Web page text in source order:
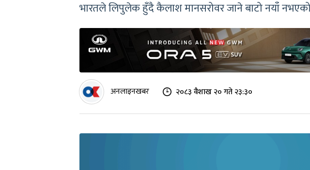
भारतले लिपुलेक हुँदै कैलाश मानसरोवर जाने बाटो नयाँ
अनलाइनखबर २०८३ वैशाख २० गते २३:३०